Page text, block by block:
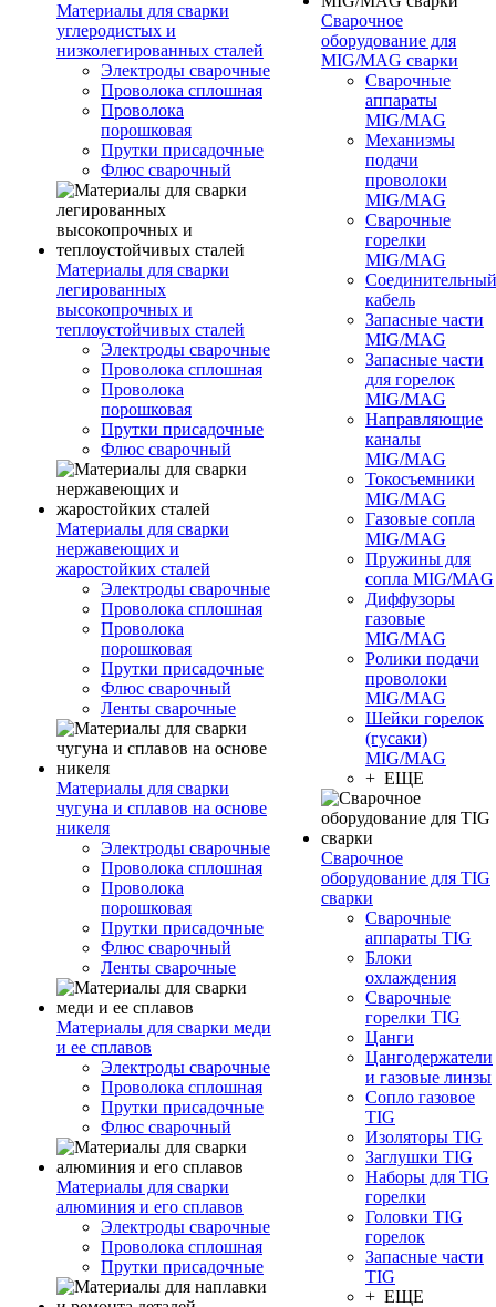
Материалы для сварки
углеродистых и
низколегированных сталей
Электроды сварочные
Проволока сплошная
Проволока
порошковая
Прутки присадочные
Флюс сварочный
Материалы для сварки
легированных
высокопрочных и
теплоустойчивых сталей
Электроды сварочные
Проволока сплошная
Проволока
порошковая
Прутки присадочные
Флюс сварочный
Материалы для сварки
нержавеющих и
жаростойких сталей
Электроды сварочные
Проволока сплошная
Проволока
порошковая
Прутки присадочные
Флюс сварочный
Ленты сварочные
Материалы для сварки
чугуна и сплавов на основе
никеля
Электроды сварочные
Проволока сплошная
Проволока
порошковая
Прутки присадочные
Флюс сварочный
Ленты сварочные
Материалы для сварки меди
и ее сплавов
Электроды сварочные
Проволока сплошная
Прутки присадочные
Флюс сварочный
Материалы для сварки
алюминия и его сплавов
Электроды сварочные
Проволока сплошная
Прутки присадочные
Сварочное
оборудование для
MIG/MAG сварки
Сварочные
аппараты
MIG/MAG
Механизмы
подачи
проволоки
MIG/MAG
Сварочные
горелки
MIG/MAG
Соединительный
кабель
Запасные части
MIG/MAG
Запасные части
для горелок
MIG/MAG
Направляющие
каналы
MIG/MAG
Токосъемники
MIG/MAG
Газовые сопла
MIG/MAG
Пружины для
сопла MIG/MAG
Диффузоры
газовые
MIG/MAG
Ролики подачи
проволоки
MIG/MAG
Шейки горелок
(гусаки)
MIG/MAG
+ ЕЩЕ
Сварочное
оборудование для TIG
сварки
Сварочные
аппараты TIG
Блоки
охлаждения
Сварочные
горелки TIG
Цанги
Цангодержатели
и газовые линзы
Сопло газовое
TIG
Изоляторы TIG
Заглушки TIG
Наборы для TIG
горелки
Головки TIG
горелок
Запасные части
TIG
+ ЕЩЕ